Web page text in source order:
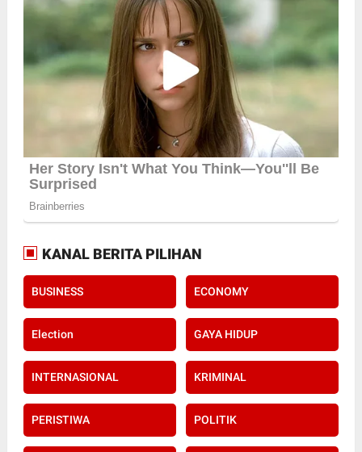
KANAL BERITA PILIHAN
BUSINESS ECONOMY
Election GAYA HIDUP
INTERNASIONAL KRIMINAL
PERISTIWA POLITIK